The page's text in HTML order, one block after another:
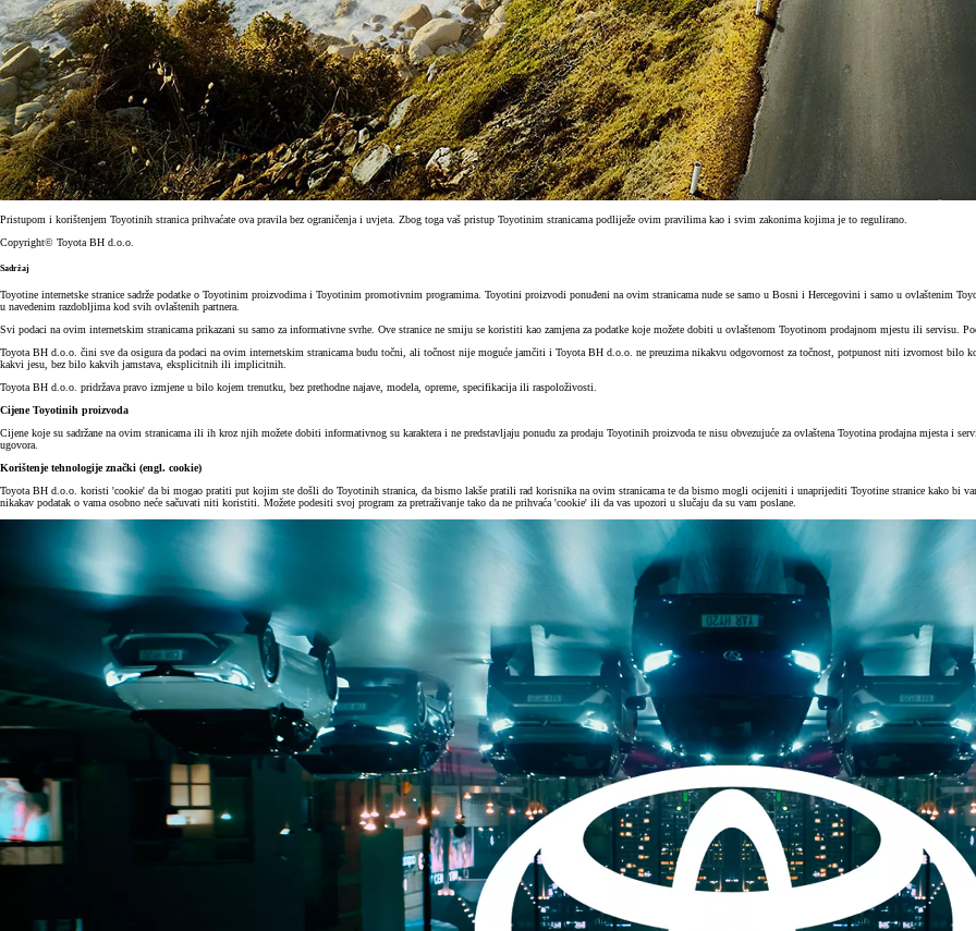
Pristupom i korištenjem Toyotinih stranica prihvaćate ova pravila bez ograničenja i uvjeta. Zbog toga vaš pristup Toyotinim stranicama podliježe ovim pravilima kao i svim zakonima kojima je to regulirano.
Copyright© Toyota BH d.o.o.
Sadržaj
Toyotine internetske stranice sadrže podatke o Toyotinim proizvodima i Toyotinim promotivnim programima. Toyotini proizvodi ponuđeni na ovim stranicama nude se samo u Bosni i Hercegovini i samo u ovlaštenim
u navedenim razdobljima kod svih ovlaštenih partnera.
Svi podaci na ovim internetskim stranicama prikazani su samo za informativne svrhe. Ove stranice ne smiju se koristiti kao zamjena za podatke koje možete dobiti u ovlaštenom Toyotinom prodajnom mjestu ili servisu.
Toyota BH d.o.o. čini sve da osigura da podaci na ovim internetskim stranicama budu točni, ali točnost nije moguće jamčiti i Toyota BH d.o.o. ne preuzima nikakvu odgovornost za točnost, potpunost niti izvornost bilo
kakvi jesu, bez bilo kakvih jamstava, eksplicitnih ili implicitnih.
Toyota BH d.o.o. pridržava pravo izmjene u bilo kojem trenutku, bez prethodne najave, modela, opreme, specifikacija ili raspoloživosti.
Cijene Toyotinih proizvoda
Cijene koje su sadržane na ovim stranicama ili ih kroz njih možete dobiti informativnog su karaktera i ne predstavljaju ponudu za prodaju Toyotinih proizvoda te nisu obvezujuće za ovlaštena Toyotina prodajna mjesta i
ugovora.
Korištenje tehnologije znački (engl. cookie)
Toyota BH d.o.o. koristi 'cookie' da bi mogao pratiti put kojim ste došli do Toyotinih stranica, da bismo lakše pratili rad korisnika na ovim stranicama te da bismo mogli ocijeniti i unaprijediti Toyotine stranice kako bi
nikakav podatak o vama osobno neće sačuvati niti koristiti. Možete podesiti svoj program za pretraživanje tako da ne prihvaća 'cookie' ili da vas upozori u slučaju da su vam poslane.